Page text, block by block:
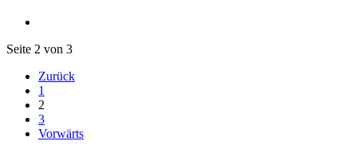
Seite 2 von 3
Zurück
1
2
3
Vorwärts